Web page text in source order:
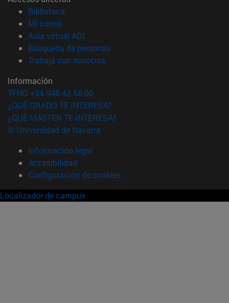
Biblioteca
Mi correo(abre en nueva ventana)
Aula virtual ADI
Búsqueda de personas(abre en nueva ventana)
Trabaja con nosotros(abre en nueva ventana)
Información
TFNO +34 948 42 56 00
¿QUÉ GRADO TE INTERESA?
¿QUÉ MÁSTER TE INTERESA?
© Universidad de Navarra
Información legal
Accesibilidad
Configuración de cookies
Localizador de campus